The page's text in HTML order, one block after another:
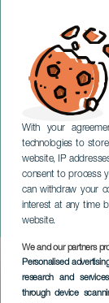
With your
technologies to
website, IP
consent to process
can withdraw your
interest at any time
website.
We and our partners
Personalised
research and
through device
Dia de
Cruz
LA PALMA
Imagen
Listado